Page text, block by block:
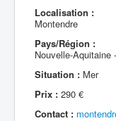
Localisation :
Montendre
Pays/Région :
Nouvelle-Aquitaine
Situation : Mer
Prix : 290 €
Contact :